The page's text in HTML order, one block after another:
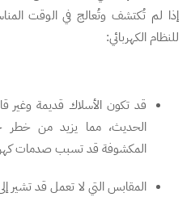
إذا لم تُكتشف وتُعالج في الوقت
للنظام الكهربائي:
قد تكون الأسلاك قديمة وغير
الحديث، مما يزيد من خطر
المكشوفة قد تسبب صدمات
المقابس التي لا تعمل قد تشير